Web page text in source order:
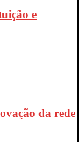
e
da rede